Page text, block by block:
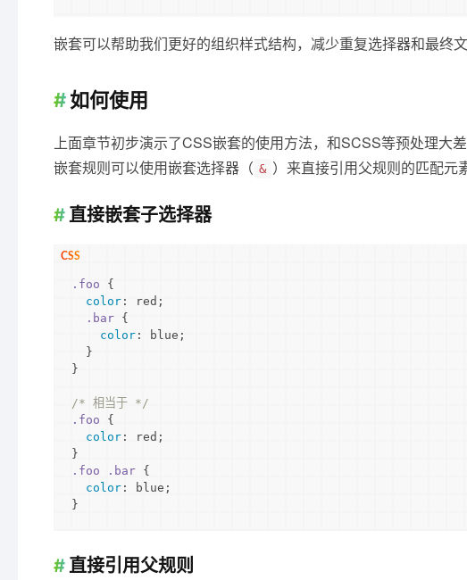
嵌套可以帮助我们更好的组织样式结构，减少重复选择器和最终
如何使用
上面章节初步演示了CSS嵌套的使用方法，和SCSS等预处理大差
嵌套规则可以使用嵌套选择器（ & ）来直接引用父规则的匹配元
直接嵌套子选择器
.foo {
color : red;
.bar {
color : blue;
  }
}
/* 相当于 */
.foo {
color : red;
.foo
.bar {
color : blue;
}
直接引用父规则